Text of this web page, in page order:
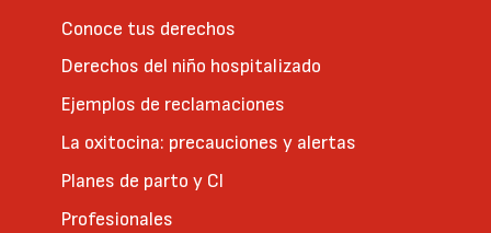
Conoce tus derechos
Derechos del niño hospitalizado
Ejemplos de reclamaciones
La oxitocina: precauciones y alertas
Planes de parto y CI
Profesionales